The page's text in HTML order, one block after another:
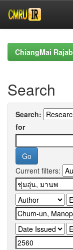
navigationChiangMai
Search
Search:
for
Current filters: